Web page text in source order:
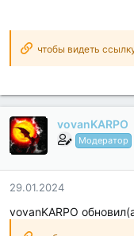
Remove default
files;
CPUs: armeabi-v7a,
чтобы видеть
vovanKARPO
Модератор
29.01.2024
vovanKARPO